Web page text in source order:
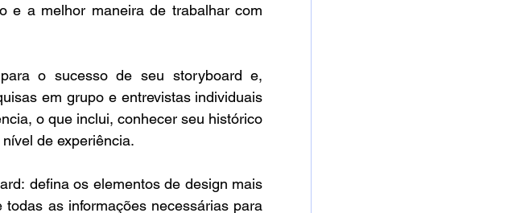
e a melhor maneira de trabalhar com
o sucesso de seu storyboard e,
em grupo e entrevistas individuais
o que inclui, conhecer seu histórico
de experiência.
defina os elementos de design mais
as informações necessárias para